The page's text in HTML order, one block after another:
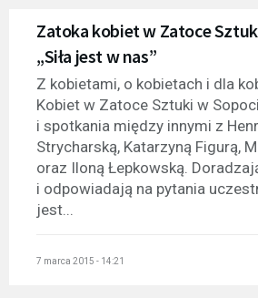
Zatoka kobiet w Zatoce
„Siła jest w nas”
Z kobietami, o kobietach i dla
Kobiet w Zatoce Sztuki w
i spotkania między innymi z
Strycharską, Katarzyną Figurą,
oraz Iloną Łepkowską.
i odpowiadają na pytania
jest...
7 marca 2015 - 14:21